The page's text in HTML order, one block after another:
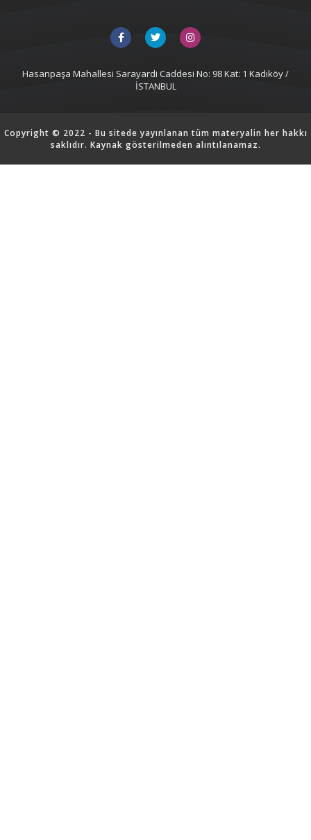
Hasanpaşa Mahallesi Sarayardi Caddesi No: 98 Kat: 1 Kadıköy /
İSTANBUL
Copyright © 2022 - Bu sitede yayınlanan tüm materyalin her hakkı
saklıdır. Kaynak gösterilmeden alıntılanamaz.